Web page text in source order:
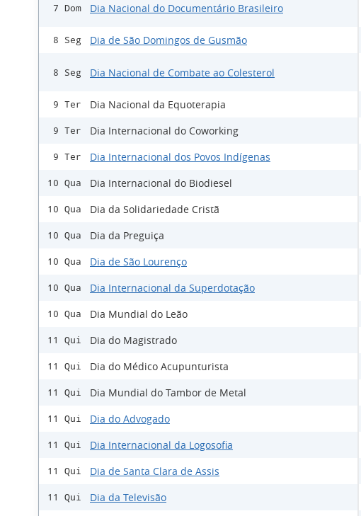
7 Dom Dia Nacional do Documentário Brasileiro
8 Seg Dia de São Domingos de Gusmão
8 Seg Dia Nacional de Combate ao Colesterol
9 Ter Dia Nacional da Equoterapia
9 Ter Dia Internacional do Coworking
9 Ter Dia Internacional dos Povos Indígenas
10 Qua Dia Internacional do Biodiesel
10 Qua Dia da Solidariedade Cristã
10 Qua Dia da Preguiça
10 Qua Dia de São Lourenço
10 Qua Dia Internacional da Superdotação
10 Qua Dia Mundial do Leão
11 Qui Dia do Magistrado
11 Qui Dia do Médico Acupunturista
11 Qui Dia Mundial do Tambor de Metal
11 Qui Dia do Advogado
11 Qui Dia Internacional da Logosofia
11 Qui Dia de Santa Clara de Assis
11 Qui Dia da Televisão